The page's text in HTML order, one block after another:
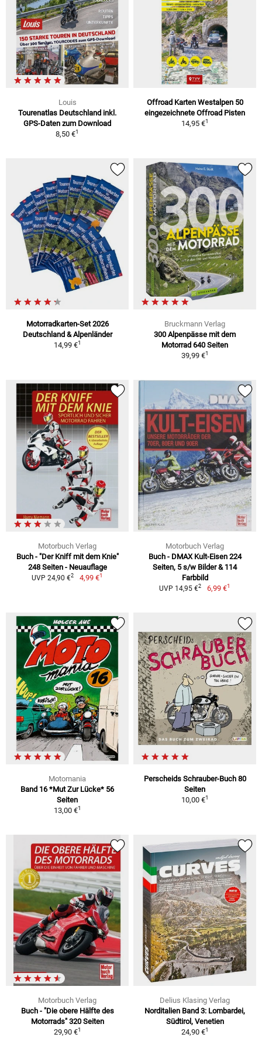
Louis
Tourenatlas Deutschland inkl.
GPS-Daten zum Download
8,50 €1
Offroad Karten Westalpen 50
eingezeichnete Offroad Pisten
14,95 €1
Motorradkarten-Set 2026
Deutschland & Alpenländer
14,99 €1
Bruckmann Verlag
300 Alpenpässe mit dem
Motorrad 640 Seiten
39,99 €1
Motorbuch Verlag
Buch - "Der Kniff mit dem Knie"
248 Seiten - Neuauflage
UVP 24,90 €2 4,99 €1
Motorbuch Verlag
Buch - DMAX Kult-Eisen 224
Seiten, 5 s/w Bilder & 114
Farbbild
UVP 14,95 €2 6,99 €1
Motomania
Band 16 *Mut Zur Lücke* 56
Seiten
13,00 €1
Perscheids Schrauber-Buch 80
Seiten
10,00 €1
Motorbuch Verlag
Buch - "Die obere Hälfte des
Motorrads" 320 Seiten
29,90 €1
Delius Klasing Verlag
Norditalien Band 3: Lombardei,
Südtirol, Venetien
24,90 €1